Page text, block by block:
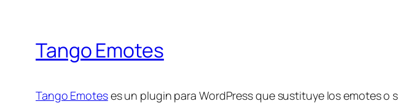
Tango Emotes
Tango Emoteses un plugin para WordPress que sustituye losemoteso